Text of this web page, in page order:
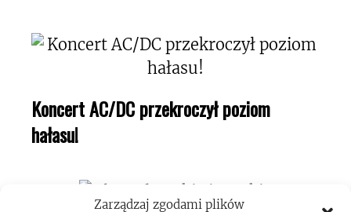
Zarządzaj zgodami plików
Koncert AC/DC przekroczył poziom
hałasu!